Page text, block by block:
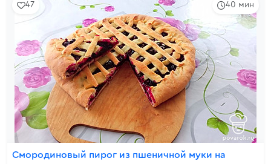
40 мин
47
Смородиновый пирог из пшеничной муки на